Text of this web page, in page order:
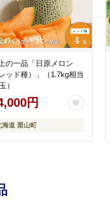
の一品「日原メロン
レッド種）」（1.7kg相当
）
円
海道 栗山町